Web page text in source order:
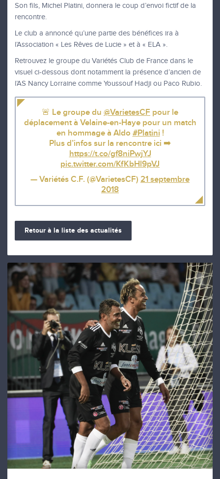
Son fils, Michel Platini, donnera le coup d’envoi fictif de la
rencontre.
Le club a annoncé qu’une partie des bénéfices ira à
l’Association « Les Rêves de Lucie » et à « ELA ».
Retrouvez le groupe du Variétés Club de France dans le
visuel ci-dessous dont notamment la présence d’ancien de
l’AS Nancy Lorraine comme Youssouf Hadji ou Paco Rubio.
🚨 Le groupe du @VarietesCF pour le
déplacement à Velaine-en-Haye pour un match
en hommage à Aldo #Platini !
Plus d’infos sur la rencontre ici ➡️
https://t.co/gf8niPwjYJ
pic.twitter.com/KfKbHl9pVJ
— Variétés C.F. (@VarietesCF) 21 septembre
2018
Retour à la liste des actualités